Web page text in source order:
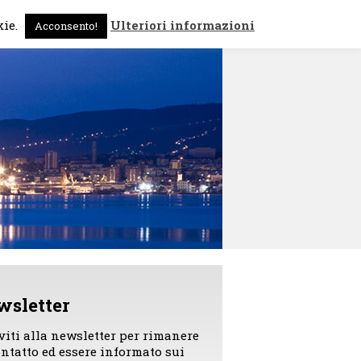
News Contattami
alla newsletter per rimanere
ed essere informato sui
Acconsento! Ulteriori informazioni